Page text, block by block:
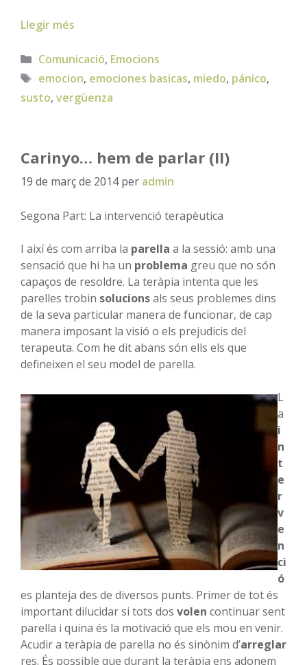
Llegir més
Categories
Comunicació, Emocions
Etiquetes
emocion, emociones basicas, miedo, pánico,
susto, vergüenza
Carinyo… hem de parlar (II)
19 de març de 2014 per admin
Segona Part: La intervenció terapèutica
I així és com arriba la parella a la sessió: amb una
sensació que hi ha un problema greu que no són
capaços de resoldre. La teràpia intenta que les
parelles trobin solucionsals seus problemes dins
de la seva particular manera de funcionar, de cap
manera imposant la visió o els prejudicis del
terapeuta. Com he dit abans són ells els que
defineixen el seu model de parella.
L
a
i
n
t
e
r
v
e
n
ci
ó
es planteja des de diversos punts. Primer de tot és
important dilucidar si tots dos volen continuar sent
parella i quina és la motivació que els mou en venir.
Acudir a teràpia de parella no és sinònim d’arreglar
res. És possible que durant la teràpia ens adonem